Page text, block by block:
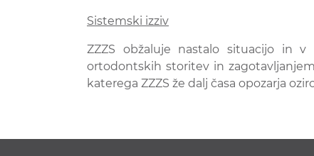
Sistemski izziv
ZZZS obžaluje nastalo situacijo in
ortodontskih storitev in
katerega ZZZS že dalj časa opozarja